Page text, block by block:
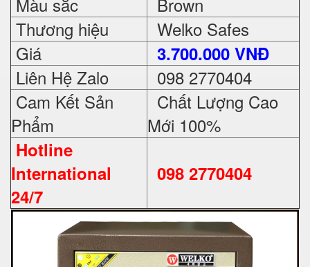
Thương hiệu
Welko Safes
Giá
3.700.000 VNĐ
Liên Hệ Zalo
098 2770404
Cam Kết Sản
Phẩm
Chất Lượng Cao
Mới 100%
Hotline
International
24/7
098 2770404